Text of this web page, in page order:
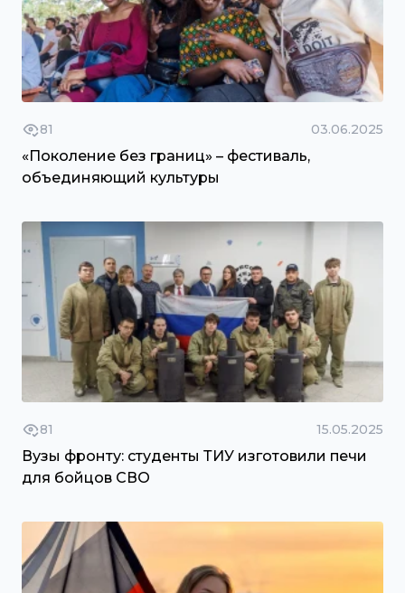
81 03.06.2025
«Поколение без границ» – фестиваль,
объединяющий культуры
81 15.05.2025
Вузы фронту: студенты ТИУ изготовили печи
для бойцов СВО